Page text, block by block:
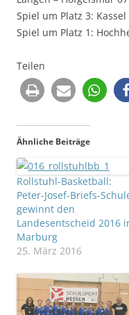
Spiel um Platz 3:
Spiel um Platz 1:
Teilen
Ähnliche Beiträge
Rollstuhl-Basketball:
Peter-Josef-Briefs-
gewinnt den
Landesentscheid 2016
Marburg
25. März 2016